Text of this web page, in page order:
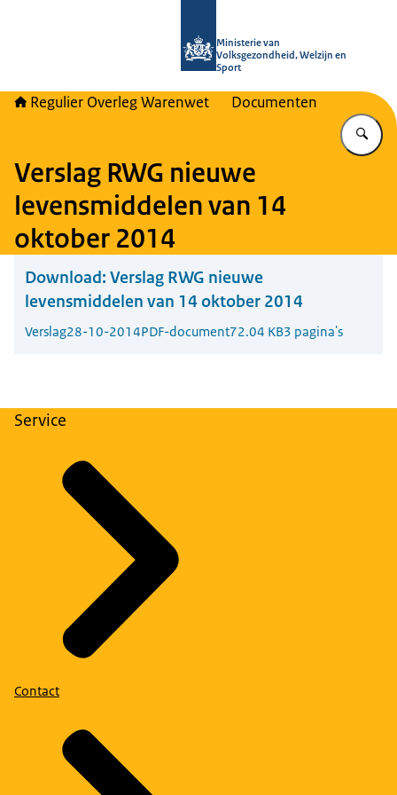
Ministerie van
Volksgezondheid, Welzijn en
Sport
Regulier Overleg Warenwet Documenten
Verslag RWG nieuwe
levensmiddelen van 14
oktober 2014
Download: Verslag RWG nieuwe
levensmiddelen van 14 oktober 2014
Verslag28-10-2014PDF-document72.04 KB3 pagina's
Service
Contact